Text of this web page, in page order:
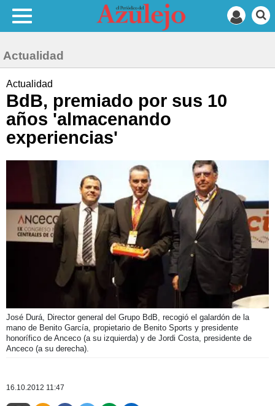
Actualidad
Actualidad
BdB, premiado por sus 10
años 'almacenando
experiencias'
José Durá, Director general del Grupo BdB, recogió el galardón de la
mano de Benito García, propietario de Benito Sports y presidente
honorífico de Anceco (a su izquierda) y de Jordi Costa, presidente de
Anceco (a su derecha).
16.10.2012 11:47